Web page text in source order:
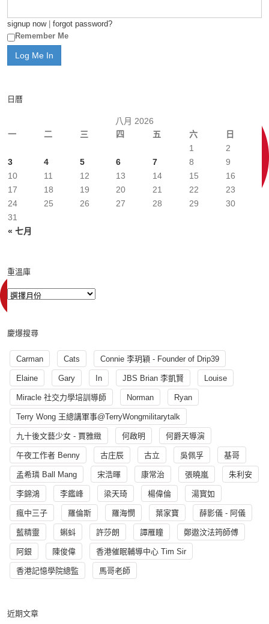
signup now| forgot password?
Remember Me
日曆
八月 2026
一
二 三 四 五 六 日
« 七月
1
2
3
4 5 6 7 8
9
10
11 12 13 14 15
16
17
18 19 20 21 22
23
24
25 26 27 28 29
30
31
重溫庫
慶爆搜尋
Carman Cats Connie 李玥穎 - Founder of Drip39
Elaine Gary In JBS Brian 李凱賢 Louise
Miracle 社交力學培訓導師 Norman Ryan
Terry Wong 王總講軍事@TerryWongmilitarytalk
九十後文藝少女 - 賈雅緻 何啟明 何爵天導演
午夜工作者 Benny 古庄辰 古立 吳佩孚 基哥
孟希璘 Ball Mang 宋浩暉 康常治 張曉嵐 朱利安
李錦鴻 李鑑峰 梁天琦 楊偉倫 湯寳如
瘋中三子 羅倫斯 羅海憫 葉家寶 薛影儀 - 阿儀
藍精靈 蝌蚪 許莎朗 譚雁瞳 鄭遨汶法筠師傅
阿銀 陳俊偉 香港催眠輔導中心 Tim Sir
香港記憶學院總監 馬哥老師
近期文章